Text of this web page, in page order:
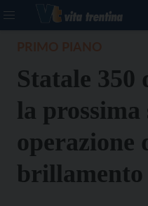
Statale 350
la prossima
operazione
brillamento